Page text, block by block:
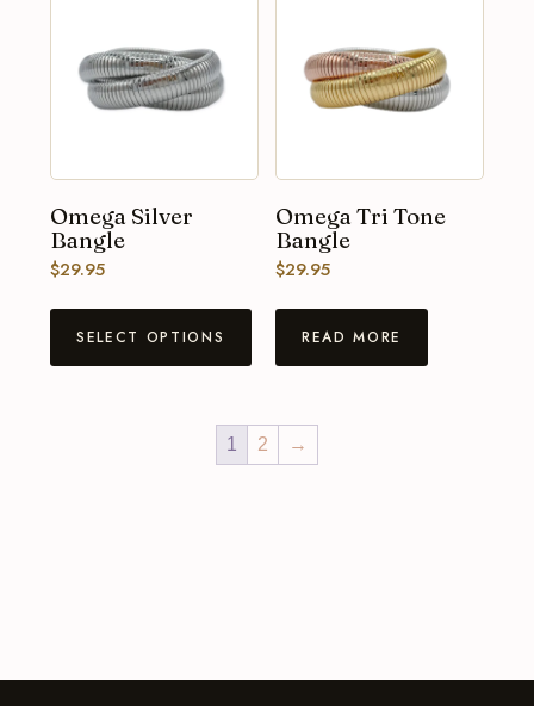
Omega Silver
Bangle
$29.95
SELECT OPTIONS
Omega Tri Tone
Bangle
$29.95
READ MORE
1 2 →